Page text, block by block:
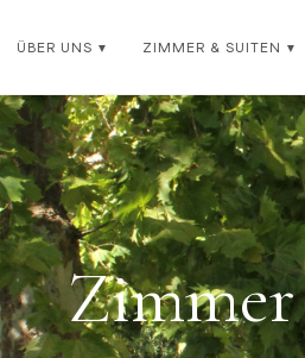
ÜBER UNS ZIMMER & SUITEN